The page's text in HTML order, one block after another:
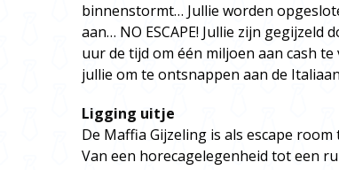
binnenstormt… Jullie worden
aan… NO ESCAPE! Jullie zijn
uur de tijd om één miljoen aan cash
jullie om te ontsnappen aan de
Ligging uitje
De Maffia Gijzeling is als escape
Van een horecagelegenheid tot een